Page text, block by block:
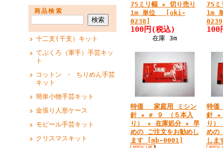
商品検索
十二支(干支）キット
てぶくろ（軍手）手芸キッ
ト
コットン ・ ちりめん手芸
キット
簡単小物手芸キット
金張り人形ケース
モビール手芸キット
クリスマスキット
75ミリ幅 ★ 切り売り
1m 単位 [oki-
0238]
100円 (税込)
在庫 3m
75ミ
1m
100
特価 家庭用 ミシン
針 ★ # ９ （５本入
り） ★ 在庫処分 ★ 早
めの ご注文をお勧めし
ます [mb-0001]
特
針 ★
り
めの
し